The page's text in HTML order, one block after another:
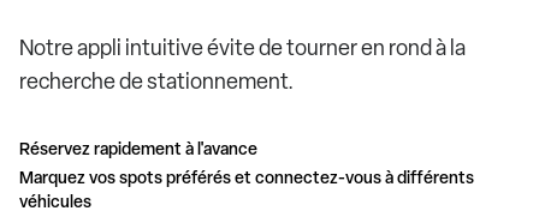
Notre appli intuitive évite de tourner en rond à la
recherche de stationnement.
Réservez rapidement à l'avance
Marquez vos spots préférés et connectez-vous à différents
véhicules